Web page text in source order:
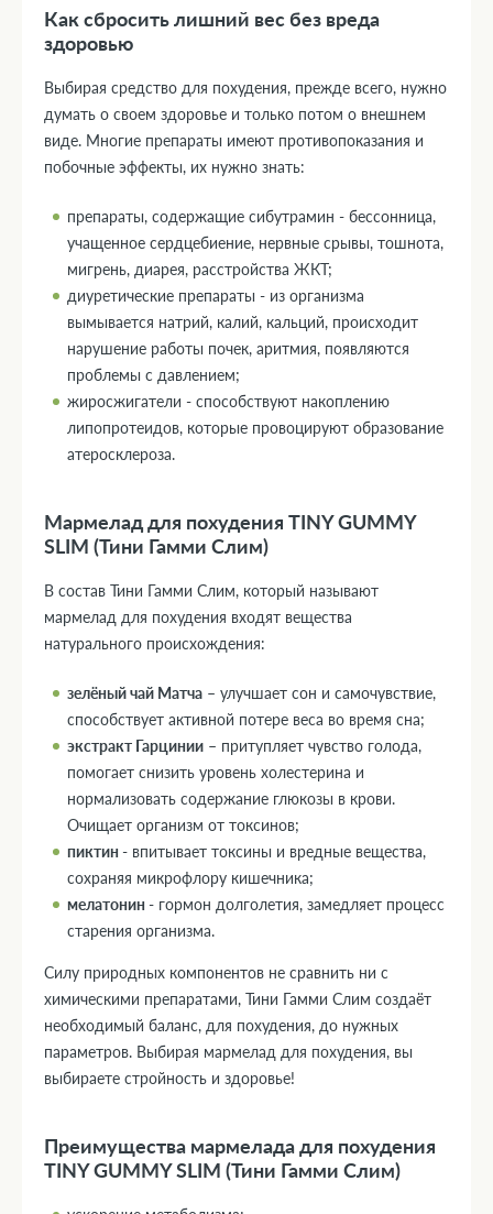
Как сбросить лишний вес без вреда
здоровью
Выбирая средство для похудения, прежде всего, нужно
думать о своем здоровье и только потом о внешнем
виде. Многие препараты имеют противопоказания и
побочные эффекты, их нужно знать:
препараты, содержащие сибутрамин - бессонница,
учащенное сердцебиение, нервные срывы, тошнота,
мигрень, диарея, расстройства ЖКТ;
диуретические препараты - из организма
вымывается натрий, калий, кальций, происходит
нарушение работы почек, аритмия, появляются
проблемы с давлением;
жиросжигатели - способствуют накоплению
липопротеидов, которые провоцируют образование
атеросклероза.
Мармелад для похудения TINY GUMMY
SLIM (Тини Гамми Слим)
В состав Тини Гамми Слим, который называют
мармелад для похудения входят вещества
натурального происхождения:
зелёный чай Матча – улучшает сон и самочувствие,
способствует активной потере веса во время сна;
экстракт Гарцинии – притупляет чувство голода,
помогает снизить уровень холестерина и
нормализовать содержание глюкозы в крови.
Очищает организм от токсинов;
пиктин - впитывает токсины и вредные вещества,
сохраняя микрофлору кишечника;
мелатонин - гормон долголетия, замедляет процесс
старения организма.
Силу природных компонентов не сравнить ни с
химическими препаратами, Тини Гамми Слим создаёт
необходимый баланс, для похудения, до нужных
параметров. Выбирая мармелад для похудения, вы
выбираете стройность и здоровье!
Преимущества мармелада для похудения
TINY GUMMY SLIM (Тини Гамми Слим)